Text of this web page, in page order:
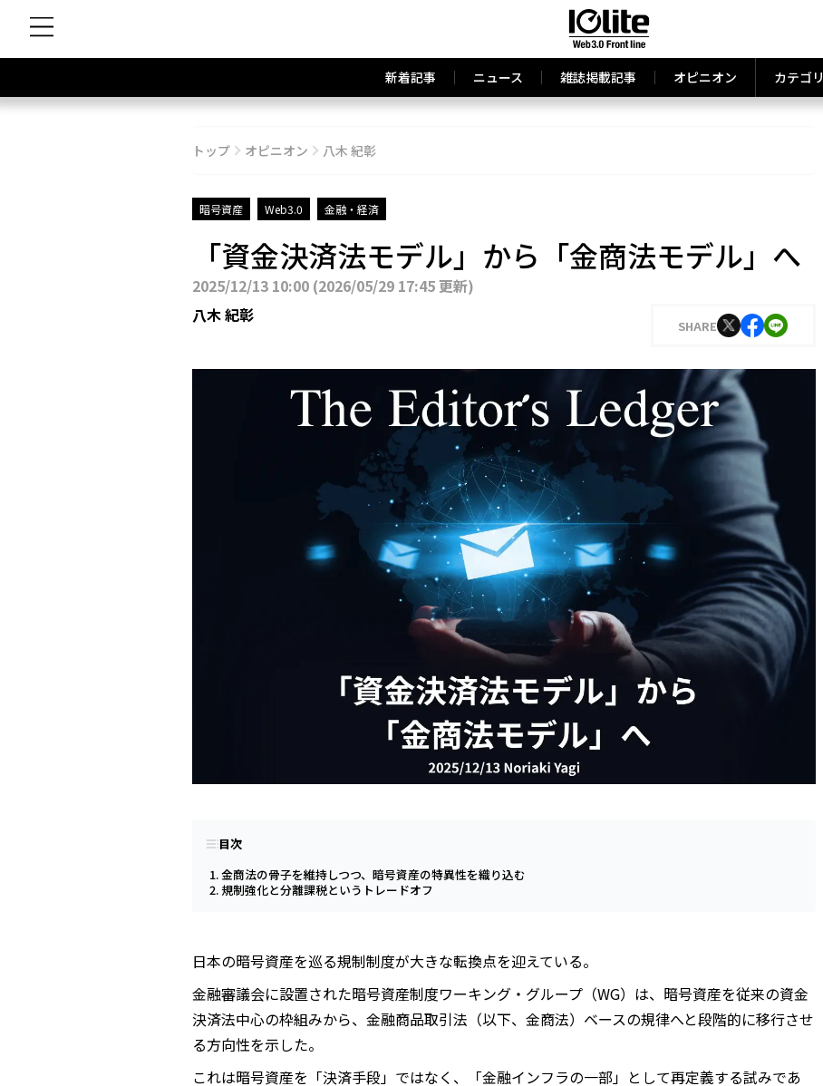
新着記事 ニュース 雑誌掲載記事 オピニオン カテゴリ
トップ オピニオン 八木 紀彰
暗号資産 Web3.0 金融・経済
「資金決済法モデル」から「金商法モデル」へ
2025/12/13 10:00(2026/05/29 17:45 更新)
八木 紀彰
SHARE
目次
金商法の骨子を維持しつつ、暗号資産の特異性を織り込む
規制強化と分離課税というトレードオフ
日本の暗号資産を巡る規制制度が大きな転換点を迎えている。
金融審議会に設置された暗号資産制度ワーキング・グループ（WG）は、暗号資産を従来の資金
決済法中心の枠組みから、金融商品取引法（以下、金商法）ベースの規律へと段階的に移行させ
る方向性を示した。
これは暗号資産を「決済手段」ではなく、「金融インフラの一部」として再定義する試みであ